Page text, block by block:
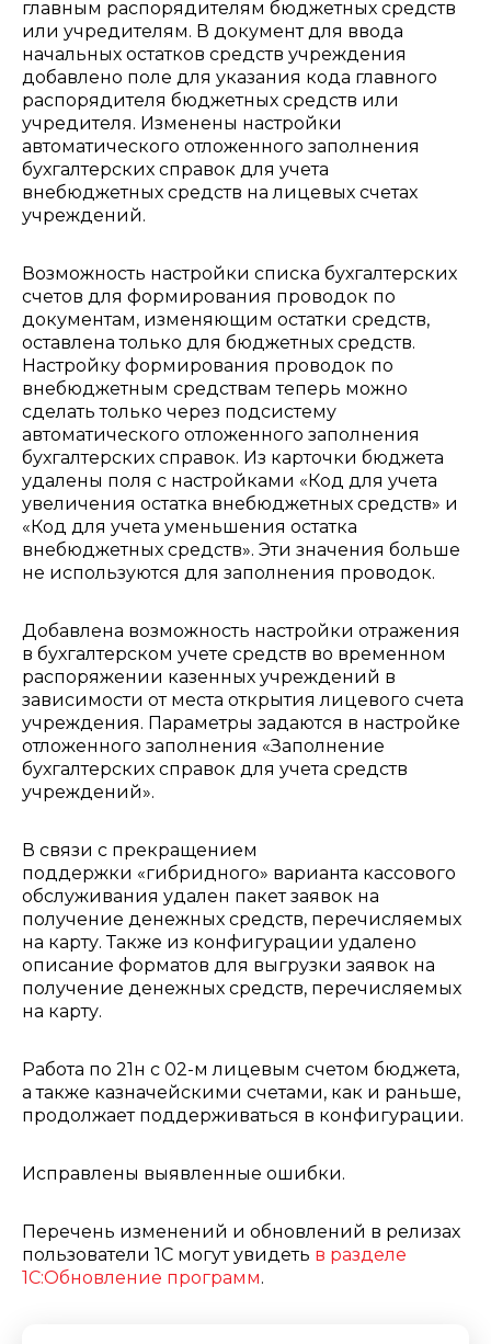
главным распорядителям бюджетных средств
или учредителям. В документ для ввода
начальных остатков средств учреждения
добавлено поле для указания кода главного
распорядителя бюджетных средств или
учредителя. Изменены настройки
автоматического отложенного заполнения
бухгалтерских справок для учета
внебюджетных средств на лицевых счетах
учреждений.
Возможность настройки списка бухгалтерских
счетов для формирования проводок по
документам, изменяющим остатки средств,
оставлена только для бюджетных средств.
Настройку формирования проводок по
внебюджетным средствам теперь можно
сделать только через подсистему
автоматического отложенного заполнения
бухгалтерских справок. Из карточки бюджета
удалены поля с настройками «Код для учета
увеличения остатка внебюджетных средств» и
«Код для учета уменьшения остатка
внебюджетных средств». Эти значения больше
не используются для заполнения проводок.
Добавлена возможность настройки отражения
в бухгалтерском учете средств во временном
распоряжении казенных учреждений в
зависимости от места открытия лицевого счета
учреждения. Параметры задаются в настройке
отложенного заполнения «Заполнение
бухгалтерских справок для учета средств
учреждений».
В связи с прекращением
поддержки «гибридного» варианта кассового
обслуживания удален пакет заявок на
получение денежных средств, перечисляемых
на карту. Также из конфигурации удалено
описание форматов для выгрузки заявок на
получение денежных средств, перечисляемых
на карту.
Работа по 21н с 02-м лицевым счетом бюджета,
а также казначейскими счетами, как и раньше,
продолжает поддерживаться в конфигурации.
Исправлены выявленные ошибки.
Перечень изменений и обновлений в релизах
пользователи 1С могут увидеть в разделе
1С:Обновление программ.